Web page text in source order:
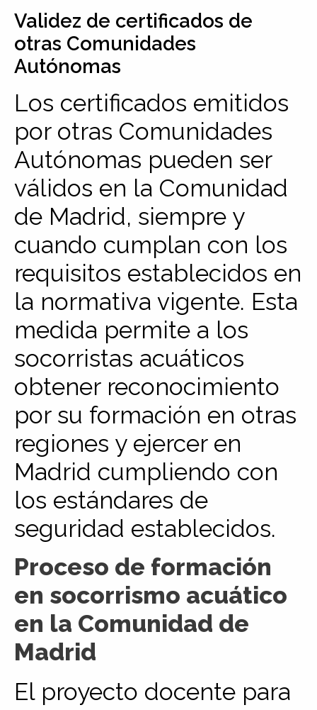
Validez de certificados de
otras Comunidades
Autónomas
Los certificados emitidos
por otras Comunidades
Autónomas pueden ser
válidos en la Comunidad
de Madrid, siempre y
cuando cumplan con los
requisitos establecidos en
la normativa vigente. Esta
medida permite a los
socorristas acuáticos
obtener reconocimiento
por su formación en otras
regiones y ejercer en
Madrid cumpliendo con
los estándares de
seguridad establecidos.
Proceso de formación
en socorrismo acuático
en la Comunidad de
Madrid
El proyecto docente para